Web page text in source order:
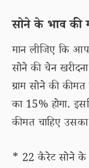
सोने के भाव
मान लीजिए कि
सोने की चेन
ग्राम सोने की
का 15% होगा.
कीमत चाहिए उसका
* 22 कैरेट सोने के